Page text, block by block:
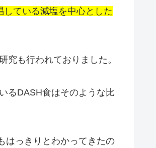
ている減塩を中心とした
も行われておりました。
るDASH食はそのような比
はっきりとわかってきたの